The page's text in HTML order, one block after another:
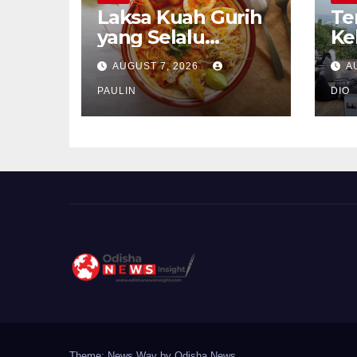
Laksa Kuah Gurih
yang Selalu
Dirindukan
AUGUST 7, 2026
PAULIN DIO